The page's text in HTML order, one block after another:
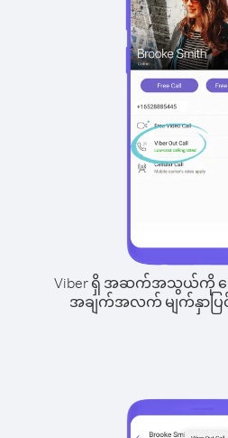
Viber ရှိ အဆက်အသွယ်ကို ရွေ
အချက်အလက် မျက်နှာပြင်